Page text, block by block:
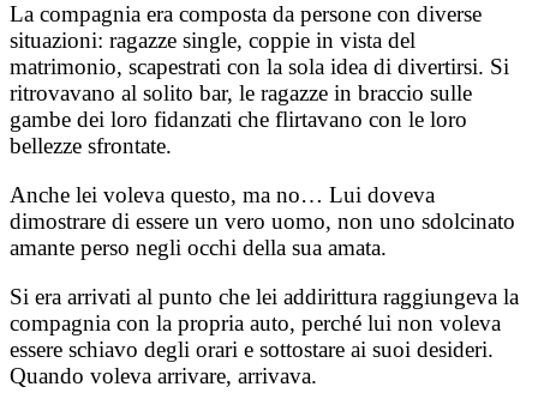
La compagnia era composta da persone con diverse
situazioni: ragazze single, coppie in vista del
matrimonio, scapestrati con la sola idea di divertirsi. Si
ritrovavano al solito bar, le ragazze in braccio sulle
gambe dei loro fidanzati che flirtavano con le loro
bellezze sfrontate.
Anche lei voleva questo, ma no… Lui doveva
dimostrare di essere un vero uomo, non uno sdolcinato
amante perso negli occhi della sua amata.
Si era arrivati al punto che lei addirittura raggiungeva la
compagnia con la propria auto, perché lui non voleva
essere schiavo degli orari e sottostare ai suoi desideri.
Quando voleva arrivare, arrivava.